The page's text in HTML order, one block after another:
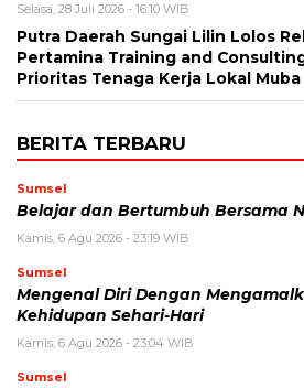
Selasa, 28 Juli 2026 - 16:10 WIB
Putra Daerah Sungai Lilin Lolos
Pertamina Training and
Prioritas Tenaga Kerja Lokal Muba
BERITA TERBARU
Sumsel
Belajar dan Bertumbuh Bersama
Kamis, 6 Agu 2026 - 23:19 WIB
Sumsel
Mengenal Diri Dengan
Kehidupan Sehari-Hari
Kamis, 6 Agu 2026 - 23:04 WIB
Sumsel